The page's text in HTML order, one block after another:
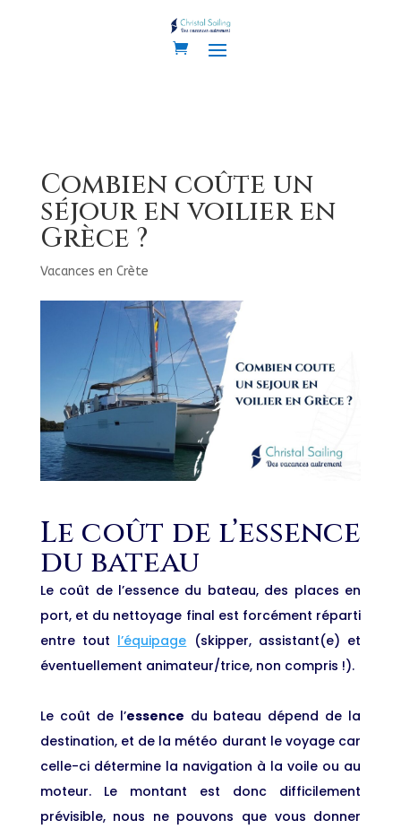
Combien coûte un
séjour en voilier en
Grèce ?
Vacances en Crète
Le coût de l’essence
du bateau
Le coût de l’essence du bateau, des places en
port, et du nettoyage final est forcément réparti
entre tout l’équipage (skipper, assistant(e) et
éventuellement animateur/trice, non compris !).
Le coût de l’essence du bateau dépend de la
destination, et de la météo durant le voyage car
celle-ci détermine la navigation à la voile ou au
moteur. Le montant est donc difficilement
prévisible, nous ne pouvons que vous donner